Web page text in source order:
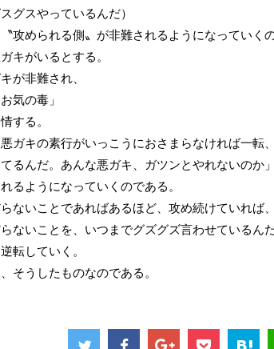
グスやっているんだ）
攻められる側〟が非難されるようになっていくの
キがいるとする。
が非難され、
気の毒」
する。
ガキの素行がいっこうにおさまらなければ一転、
てるんだ。あんな悪ガキ、ガツンとやれないのか」
るようになっていくのである。
ないことであればあるほど、攻め続けていれば、
らないことを、いつまでグズグズ言わせているんだ
転していく。
そうしたものなのである。